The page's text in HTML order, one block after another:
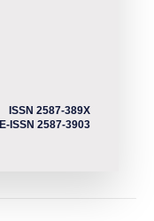
ISSN 2587-389X
E-ISSN 2587-3903